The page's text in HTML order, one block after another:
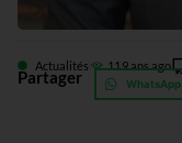
Actualités 119 ans ago
Partager WhatsApp